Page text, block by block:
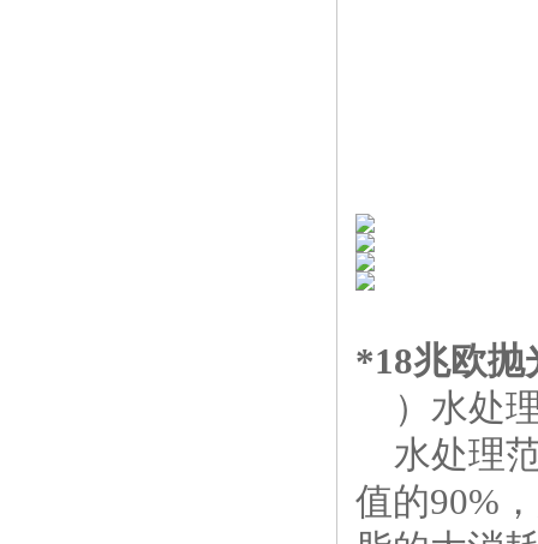
*18兆欧抛
）水处
水处理
值的90%